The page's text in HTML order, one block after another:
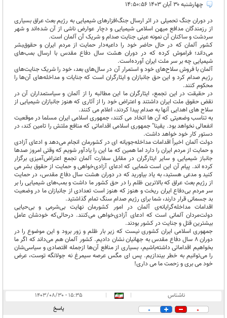
چهارشنبه ۳۰ آبان ۱۴۰۳ ۱۴:۵۰:۵۶
در دوران جنگ تحمیلی در اثر ارسال جنگ‌افزارهای شیمیایی به رژیم بعث عراق بسیاری
از رزمندگان مدافع میهن اسلامی شیمیایی و دچار عوارض ناشی از آن شده‌اند و شهر
سردشت و ساکنان آن نمونه عینی جنایت صدام و شریک آن آلمان است.
کشور آلمان که در حال حاضر خود را داعیه‌دار حمایت از مردم ایران و حقوق‌بشر
می‌داند؛ فراموش کرده‌ که در دوران هشت سال دفاع مقدس با ارسال بمب‌های
شیمیایی چه بر سر ملت ایران آورده‌است.
آلمان با فروش سلاح‌های خود و استمرار آن در سال‌های بعد، خود را شریک جنایت‌های
رژیم صدام کرد و این حق جانبازان و ایثارگران است که جنایات و مداخله‌های آن‌ها را
محکوم کنند.
در حقیقت در این تجمع، ایثارگران ما این مطالبه را از آلمان و سیاستمداران آن در
نقض حقوق ملت ایران داشتند و اعتراض خود را از آثاری که هنوز جانبازان شیمیایی از
سلاح های اهدایی آنها به صدام پیدا کردند، اعلام می کنند.
به تناسب وضعیتی که آن ها اتخاد می کنند، جمهوری اسلامی ایران مسلما در موقعیت
انفعالی نخواهد بود. یقینا" جمهوری اسلامی اقداماتی که منافع ملتش را تامین کند، در
دستور کار خود خواهد داشت.
دولت آلمان اخیراً اقدامات مداخله‌جویانه ای در کشورمان انجام می‌دهد و ادعای آزادی
و حمایت از مردم ایران را دارد اما همین‌ که ما این را یادآور شویم که وقتی امروز صدها
جانباز شیمیایی و سایر ایثارگران در مقابل سفارت آلمان تجمع اعتراض‌آمیزی برگزار
کرده اند. پیام آن این است شمایی که ادعای آزادی‌خواهی و حمایت از حقوق بشر می
کنید و مدعی هستید، به یاد بیاورید که در دوران هشت سال دفاع مقدس، در حمایت
از رژیم بعث عراق که بالاترین ظلم را در حق کشور ما داشت و بمب‌های شیمیایی را بر
سر مردم بی‌دفاع ایران ریخت و هنوز که هنوز است تعدادی از جانبازان ما در وضعیت
بد جسمانی قرار دارند، شما برای رژیم صدام سنگ تمام گذاشتید.
اقدامات مداخله‌گرایانه‌ی آلمان در امور کشورمان نهایت بی‌شرمی و بی‌حیایی
دولت‌مردان آلمانی است که ادعای آزادی‌خواهی می‌کنند. درحالی‌که خودشان عامل
بیشترین قتل و جنایت در کشور بودند.
جمهوری اسلامی ایران کشوری نیست که زیر بار ظلم و زور برود و این‌ موضوع را در
دوران 8 سال دفاع مقدس به جهانیان نشان دادیم. کشور آلمان هم می‌داند که اگر ما
بخواهیم اقداماتی داشته‌باشیم، بسیاری از منافع آن‌ها ازجمله اقتصادی و سیاسی‌شان
را می‌توانیم به خطر بیندازیم. پس ای مگس عرصه سیمرغ نه جولانگه توست، عرض
خود می بری و زحمت ما می داری!
ناشناس |
|
۱۵:۳۵ - ۱۴۰۳/۰۸/۳۰
0
0 پاسخ